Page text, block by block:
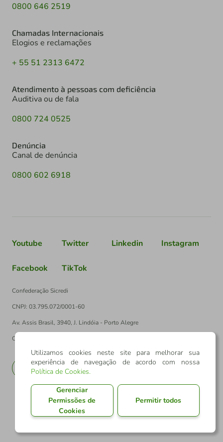
0800 646 2519
Chamadas Internacionais
Elogios e reclamações
+ 55 51 2313 6472
Atendimento à pessoas com deficiência
Auditiva ou de fala
0800 724 0525
Denúncia
Canal de denúncia
0800 602 6918
Youtube Twitter Linkedin Instagram
Facebook TikTok
Confederação Sicredi
CNPJ: 03.795.072/0001-60
Av. Assis Brasil, 3940, J. Lindóia - Porto Alegre
CEP: 91010-003
EN
Utilizamos cookies neste site para melhorar sua
experiência de navegação de acordo com nossa
Política de Cookies.
Gerenciar
Permissões de
Cookies
Permitir todos